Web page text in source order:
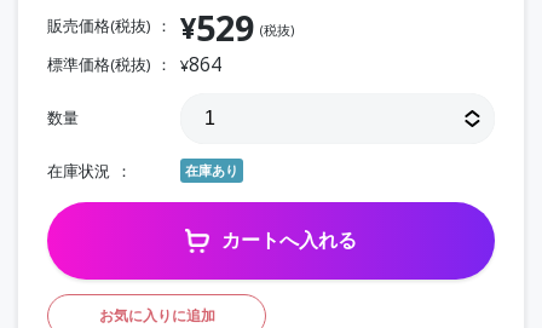
販売価格(税抜) ¥529 (税抜)
標準価格(税抜) ¥864
数量
在庫状況 在庫あり
カートへ入れる
お気に入りに追加